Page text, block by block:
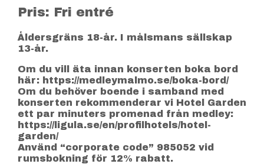
Pris: Fri entré
Åldersgräns 18-år. I målsmans sällskap
13-år.
Om du vill äta innan konserten boka bord
här: https://medleymalmo.se/boka-bord/
Om du behöver boende i samband med
konserten rekommenderar vi Hotel Garden
ett par minuters promenad från medley:
https://ligula.se/en/profilhotels/hotel-
garden/
Använd “corporate code” 985052 vid
rumsbokning för 12% rabatt.